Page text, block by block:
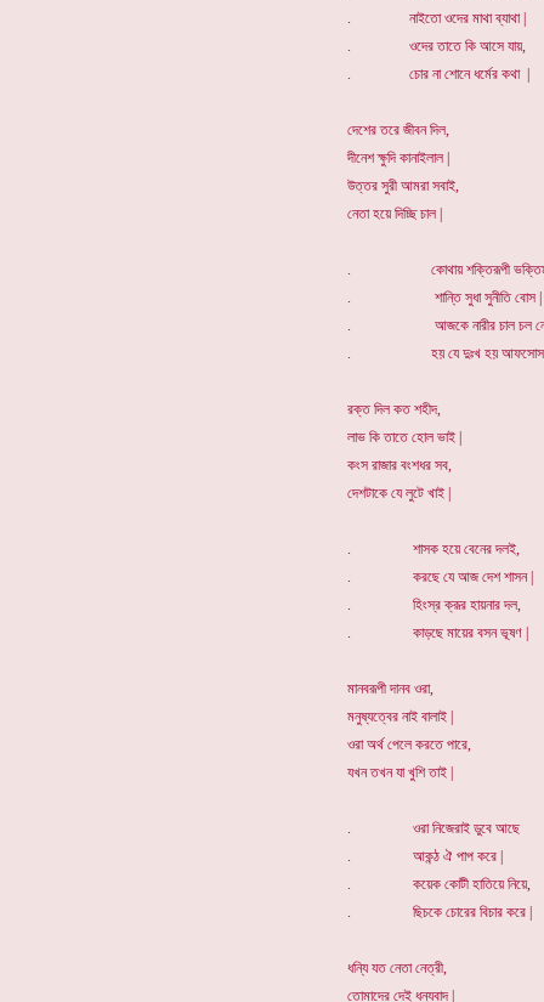
. নাইতো ওদের মাথা ব্যাথা |
. ওদের তাতে কি আসে যায়,
. চোর না শোনে ধর্মের কথা |
দেশের তরে জীবন দিল,
দীনেশ ক্ষুদি কানাইলাল |
উত্তর সুরী আমরা সবাই,
নেতা হয়ে দিচ্ছি চাল |
. কোথায় শক্তিরূপী
. শান্তি সুধা সুনীতি বোস |
. আজকে নারীর চাল চল
. হয় যে দুঃখ হয় আফসোস
রক্ত দিল কত শহীদ,
লাভ কি তাতে হোল ভাই |
কংস রাজার বংশধর সব,
দেশটাকে যে লুটে খাই |
. শাসক হয়ে বেনের দলই,
. করছে যে আজ দেশ শাসন |
. হিংস্র ক্রূর হায়নার দল,
. কাড়ছে মায়ের বসন ভূষণ |
মানবরূপী দানব ওরা,
মনুষ্যত্বের নাই বালাই |
ওরা অর্থ পেলে করতে পারে,
যখন তখন যা খুশি তাই |
. ওরা নিজেরাই ডুবে আছে
. আকন্ঠ ঐ পাপ করে |
. কয়েক কোটী হাতিয়ে নিয়ে,
. ছিচকে চোরের বিচার করে |
ধন্যি যত নেতা নেত্রী,
তোমাদের দেই ধন্যবাদ |